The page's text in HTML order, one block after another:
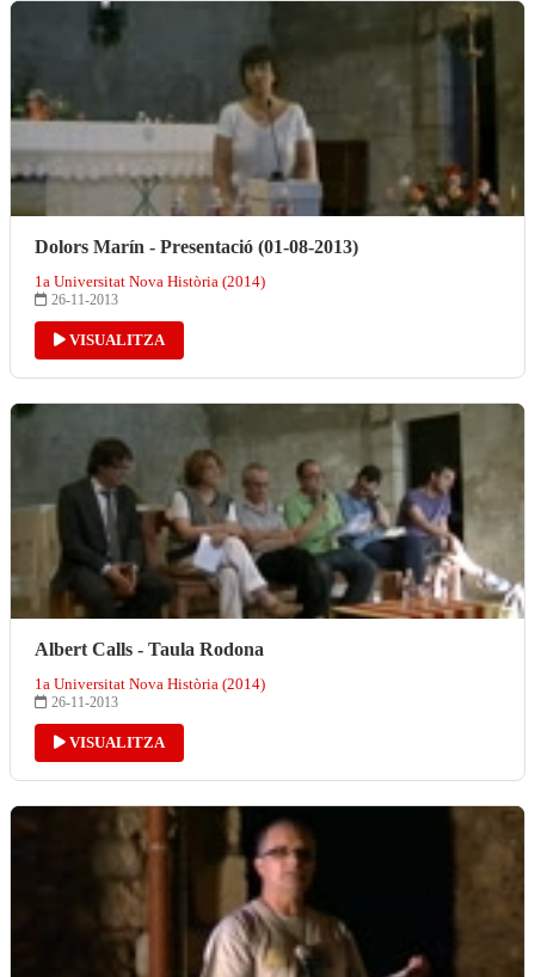
Dolors Marín - Presentació (01-08-2013)
1a Universitat Nova Història (2014)
26-11-2013
VISUALITZA
Albert Calls - Taula Rodona
1a Universitat Nova Història (2014)
26-11-2013
VISUALITZA